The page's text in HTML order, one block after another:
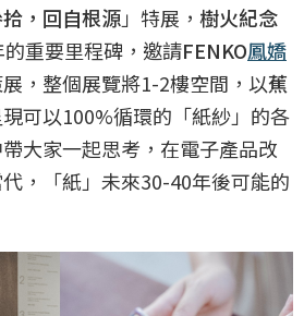
，回自根源」特展， 樹火紀念
重要里程碑，邀請FENKO鳳嬌
，整個展覽將1-2樓空間，以蕉
可以100%循環的「紙紗」的各
大家一起思考，在電子產品改
，「紙」未來30-40年後可能的